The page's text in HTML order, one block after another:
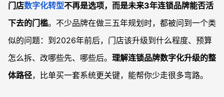
数字化转型和品牌升级之间是什么关系
门店数字化转型不再是选项，而是未来3年连锁品牌能否活
下去的门槛。不少品牌在做三五年规划时，都被问到一个类
似的问题：到2026年前后，门店该升级到什么程度、预算
怎么拆、改哪些先、哪些后。 理解连锁品牌数字化升级的整
体路径，比单买一套系统更关键，能帮你少走很多弯路。